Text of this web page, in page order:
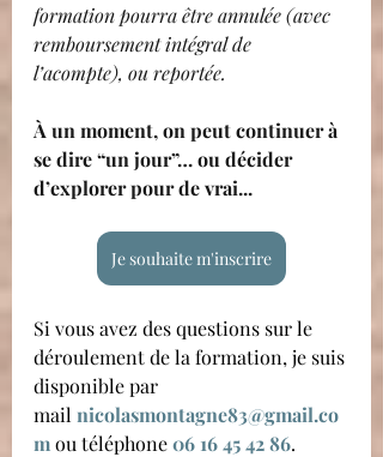
formation pourra être annulée (avec
remboursement intégral de
l’acompte), ou reportée.
À un moment, on peut continuer à
se dire “un jour”… ou décider
d’explorer pour de vrai...
Je souhaite m'inscrire
Si vous avez des questions sur le
déroulement de la formation, je suis
disponible par
mail nicolasmontagne83@gmail.co
mou téléphone 06 16 45 42 86.